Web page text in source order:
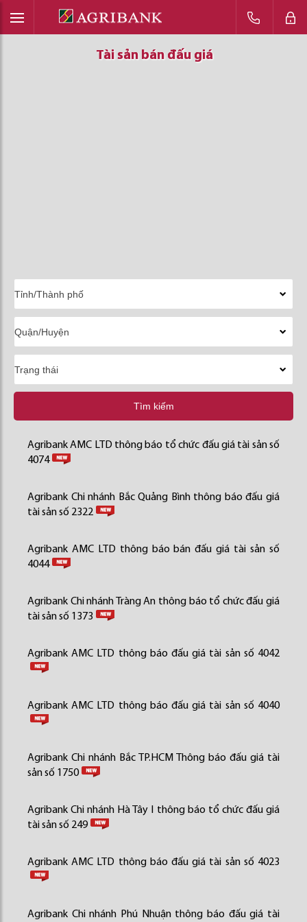
Tài sản bán đấu giá
Tài sản bán đấu giá
Tài sản bán đấu giá
Tìm kiếm
Agribank AMC LTD thông báo tổ chức đấu giá tài sản số
4074
Agribank Chi nhánh Bắc Quảng Bình thông báo đấu giá
tài sản số 2322
Agribank AMC LTD thông báo bán đấu giá tài sản số
4044
Agribank Chi nhánh Tràng An thông báo tổ chức đấu giá
tài sản số 1373
Agribank AMC LTD thông báo đấu giá tài sản số 4042
Agribank AMC LTD thông báo đấu giá tài sản số 4040
Agribank Chi nhánh Bắc TP.HCM Thông báo đấu giá tài
sản số 1750
Agribank Chi nhánh Hà Tây I thông báo tổ chức đấu giá
tài sản số 249
Agribank AMC LTD thông báo đấu giá tài sản số 4023
Agribank Chi nhánh Phú Nhuận thông báo đấu giá tài